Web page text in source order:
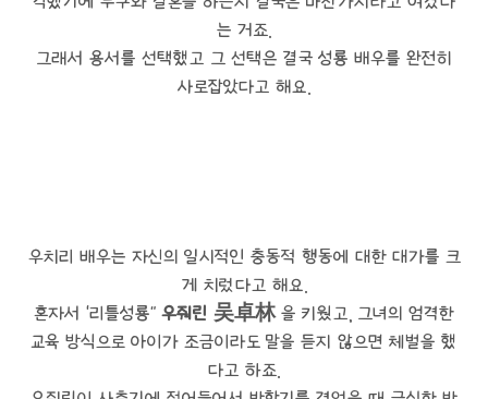
는 거죠.
그래서 용서를 선택했고 그 선택은 결국 성룡 배우를 완전히
사로잡았다고 해요.
우치리 배우는 자신의 일시적인 충동적 행동에 대한 대가를 크
게 치렀다고 해요.
혼자서 '리틀성룡" 우줘린 吴卓林을 키웠고, 그녀의 엄격한
교육 방식으로 아이가 조금이라도 말을 듣지 않으면 체벌을 했
다고 하죠.